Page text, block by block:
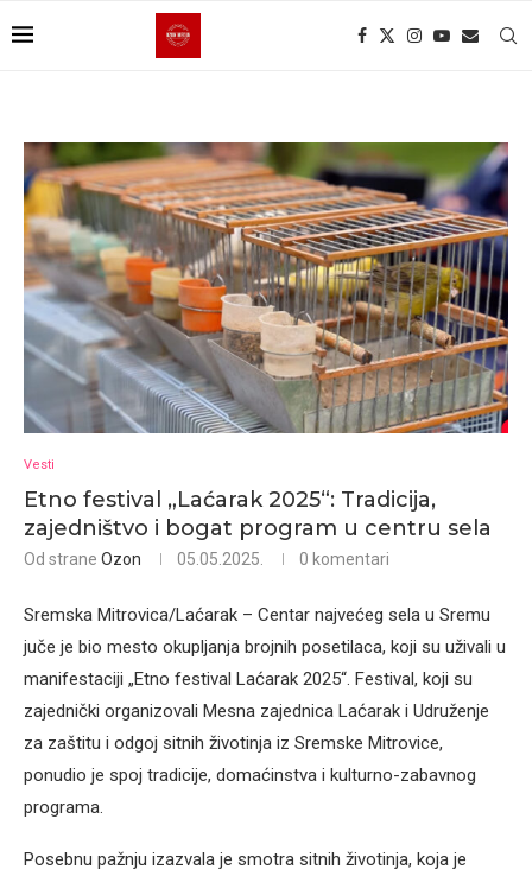
Vesti
Etno festival „Laćarak 2025“: Tradicija,
zajedništvo i bogat program u centru sela
Od strane Ozon 05.05.2025. 0 komentari
Sremska Mitrovica/Laćarak – Centar najvećeg sela u Sremu
juče je bio mesto okupljanja brojnih posetilaca, koji su uživali u
manifestaciji „Etno festival Laćarak 2025“. Festival, koji su
zajednički organizovali Mesna zajednica Laćarak i Udruženje
za zaštitu i odgoj sitnih životinja iz Sremske Mitrovice,
ponudio je spoj tradicije, domaćinstva i kulturno-zabavnog
programa.
Posebnu pažnju izazvala je smotra sitnih životinja, koja je